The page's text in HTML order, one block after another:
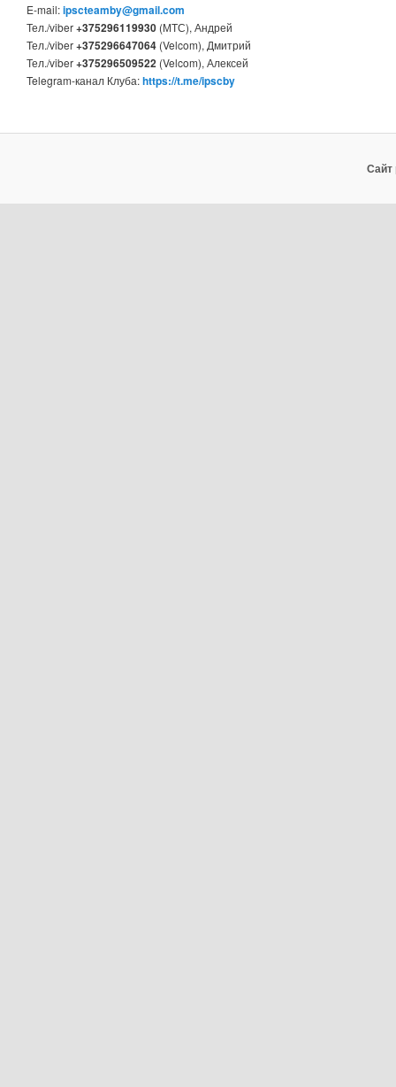
E-mail:ipscteamby@gmail.com
Тел./viber+375296119930 (МТС), Андрей
Тел./viber+375296647064 (Velcom), Дмитрий
Тел./viber+375296509522 (Velcom), Алексей
Telegram-канал Клуба:https://t.me/ipscby
Сайт